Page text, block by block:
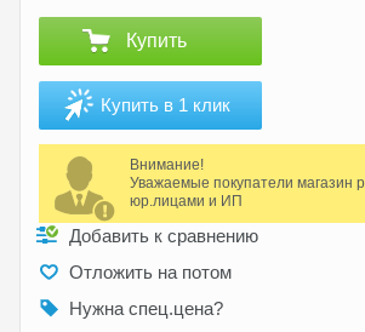
Купить
Купить в 1 клик
Внимание!
Уважаемые покупатели магазин
юр.лицами и ИП
Добавить к сравнению
Отложить на потом
Нужна спец.цена?